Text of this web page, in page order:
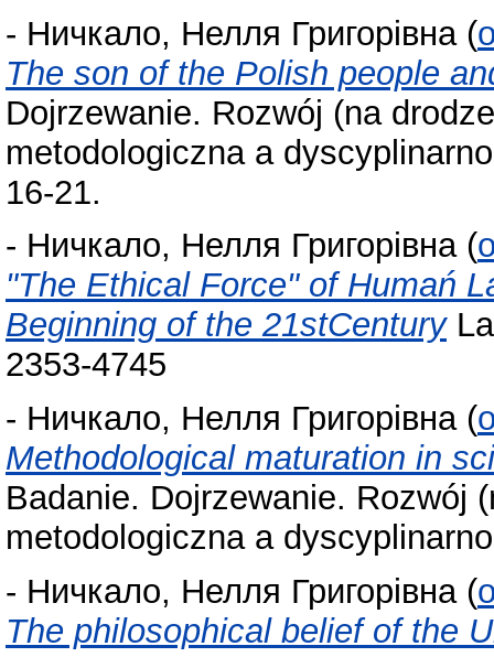
- Ничкало, Нелля Григорівна (
The son of the Polish people
Dojrzewanie. Rozwój (na
metodologiczna a
16-21.
- Ничкало, Нелля Григорівна (
"The Ethical Force" of Humań
Beginning of the 21stCentury
2353-4745
- Ничкало, Нелля Григорівна (
Methodological maturation in
Badanie. Dojrzewanie. Rozwój
metodologiczna a
- Ничкало, Нелля Григорівна (
The philosophical belief of the